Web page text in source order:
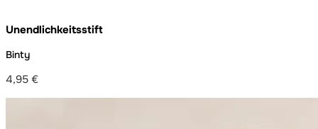
Unendlichkeitsstift
Binty
4,95 €